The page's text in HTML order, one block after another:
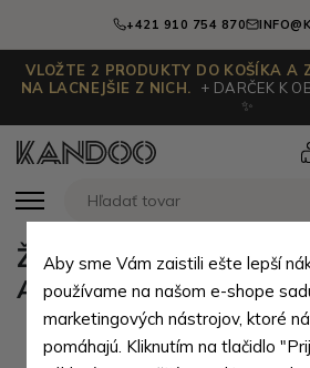
+421 910 754 870
VLOŽTE 2 PRODUKTY DO KOŠÍKA A
NA LACNEJŠIE Z NICH.
+ DARČEK K
✨
Žltá kožená mini
Athena
Aby sme Vám zaistili ešte lepší
používame na našom e-shope
marketingových nástrojov, ktoré
pomáhajú. Kliknutím na tlačidlo